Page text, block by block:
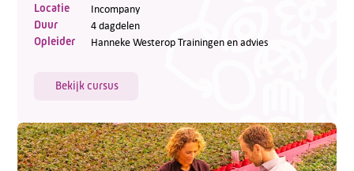
Locatie Incompany
Duur 4 dagdelen
Opleider Hanneke Westerop Trainingen en advies
Bekijk cursus